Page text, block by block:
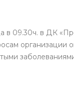
в 09.30ч. в ДК
организации